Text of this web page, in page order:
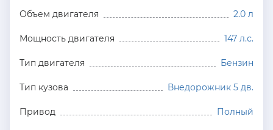
Объем двигателя 2.0 л
Мощность двигателя 147 л.с.
Тип двигателя Бензин
Тип кузова Внедорожник 5 дв.
Привод Полный